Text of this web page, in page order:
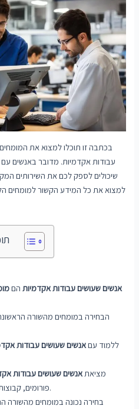
בכתבה זו תוכלו למצוא את
עבודות אקדמיות. מדובר באנשים
שיכולים לספק לכם את השירותים
למצוא את כל המידע הקשור למומחים
אנשים שעושים עבודות אקדמיותהם
הבחירה במומחים מהשורה
ללמוד עםאנשים שעושים עבודות
מציאתאנשים שעושים עבודות
פורומים, קבוצות ברשת והמלצות מסטודנטים אחרים.
בחירה נכונה במומחים מהשורה